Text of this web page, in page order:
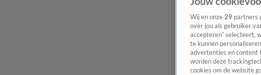
Wij en onze 29 partners
over jou als gebruiker
accepteren” selecteert,
te kunnen
advertenties en content
worden deze
cookies om de website